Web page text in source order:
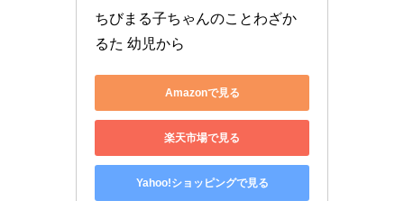
ちびまる子ちゃんのことわざか
るた 幼児から
Amazonで見る
楽天市場で見る
Yahoo!ショッピングで見る